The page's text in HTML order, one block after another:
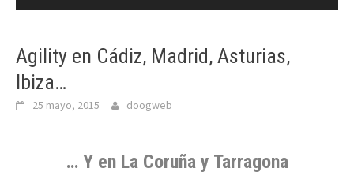
Agility en Cádiz, Madrid, Asturias,
Ibiza…
25 mayo, 2015 doogweb
… Y en La Coruña y Tarragona